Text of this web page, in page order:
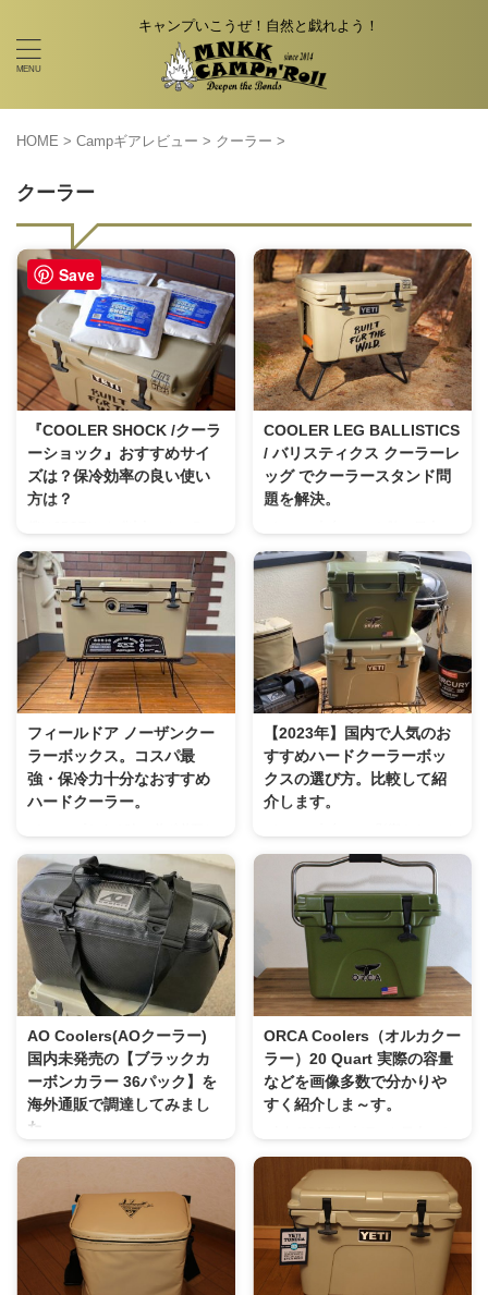
キャンプいこうぜ！自然と戯れよう！
HOME > Campギアレビュー > クーラー >
クーラー
『COOLER SHOCK /クーラ
ーショック』おすすめサイ
ズは？保冷効率の良い使い
方は？
ボックスならお手軽に2ℓペットボ
トルに水入れて凍らして使うか、
ハイドラパックの2ℓサイズに水を
入れて凍らして保冷剤として使っ
ています。 溶ければ飲み水とし
て使えますし、一番経済的でいい
と思っています。 ってなっちゃ
うんですけど、 なので上記を併
用しつつもうちょと保冷力を上げ
たい時や、 冬キャンプなどのそ
こまで冷やさなくていい時には今
回紹介するのは薄型パック型なの
で隙間保冷がしやすいんです。
ック 出典：amazon アメリカ製
の製 ...
COOLER LEG BALLISTICS
/ バリスティクス クーラーレ
ッグ でクーラースタンド問
題を解決。
も保冷力の高いロトモールド（回
転成形）のハードクーラーが浸透
＆主流になってきましたね。 そ
のハードクーラーの先駆けと言っ
てもいい「YETI / イエティ」タン
ドラ35QTのクーラーボックスを
我が家では6年ほど愛用してる訳
ですが、 クーラースタンドがこ
れと言ったものが決まってなく、
直置きすると汚れたり濡れたり
と、車に積み込む時に汚れを拭か
ないといけない手間が面倒ですよ
ね。 ですので主にフィールドラ
で臨機応変にやってました。 そ
れはそれで ...
フィールドア ノーザンクー
ラーボックス。コスパ最
強・保冷力十分なおすすめ
ハードクーラー。
なってくるのがギアの一つがクー
ラーボックス。 アメリカブラン
ドのYETI COOLERを筆頭に人気
がありますが、かなりの高額なの
も事実。 キャンプブームでクー
ラーボックスの需要が増えたこと
もあり、 そんなハイブランドク
ーラーと同じロトモールド（回転
成形）製造方法で作られた 保冷
力と耐久性は引け劣らなく、 フ
ィールドア ノーザンクーラーボ
ックス FIELDOOR NORTHEN
COOLER BOX YETIは35QT、
あってのこと ...
【2023年】国内で人気のお
すすめハードクーラーボッ
クスの選び方。比較して紹
介します。
数年前には考えられないほどの
「海外製ハードクーラーボック
ス」が日本国内で販売されており
ます。 決して安い物ではないた
め、購入するには慎重になる事は
当然です。 そこで私なりに ハー
ドクーラーボックスの人気＆おす
すめ を混ぜ合わせて ご紹介した
いと思います。 ハードクーラー
ボックス選びの参考になれば幸い
であります。 それではまず最初
に コールマン スチールベルト
クーラー なんとファーストモデ
感を継承している「コールマン ...
AO Coolers(AOクーラー)
国内未発売の【ブラックカ
ーボンカラー 36パック】を
海外通販で調達してみまし
た。
2017年から日本国内でも正規代
けるようになってきたました。
最高峰と名高いソフトクーラー
AO Coolers (エーオークーラー)
最強ソフトクーラーと言われる理
由 ５層構造なので耐久性にも優
ORCA Coolers（オルカクー
ラー）20 Quart 実際の容量
などを画像多数で分かりや
すく紹介しま～す。
正規代理店ができ、 正式に販売
が開始されたmade in USAのハー
ドクーラー。 ORCA
Coolers（オルカクーラー）
ORCAcoolers.jpさん
(@orcacoolers.jp)がシェアした投
稿 - 2018年 3月月26日午後8時01
Save